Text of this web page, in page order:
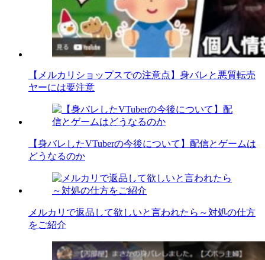
【メルカリショップスでの注意点】身バレと悪質転売
ヤーには要注意
【身バレしたVTuberの今後について】配信とゲームは
どうなるのか
メルカリで返品して欲しいと言われたら～対処の仕方
をご紹介